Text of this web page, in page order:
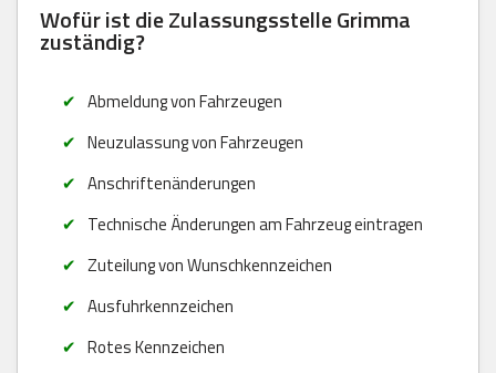
Wofür ist die Zulassungsstelle Grimma
zuständig?
Abmeldung von Fahrzeugen
Neuzulassung von Fahrzeugen
Anschriftenänderungen
Technische Änderungen am Fahrzeug eintragen
Zuteilung von Wunschkennzeichen
Ausfuhrkennzeichen
Rotes Kennzeichen